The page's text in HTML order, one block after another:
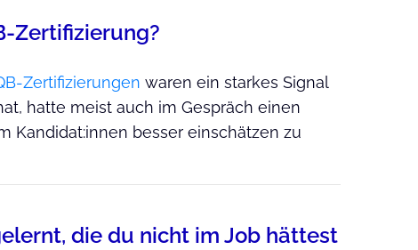
Zertifizierung?
Zertifizierungen waren ein starkes Signal
hatte meist auch im Gespräch einen
Kandidat:innen besser einschätzen zu
die du nicht im Job hättest